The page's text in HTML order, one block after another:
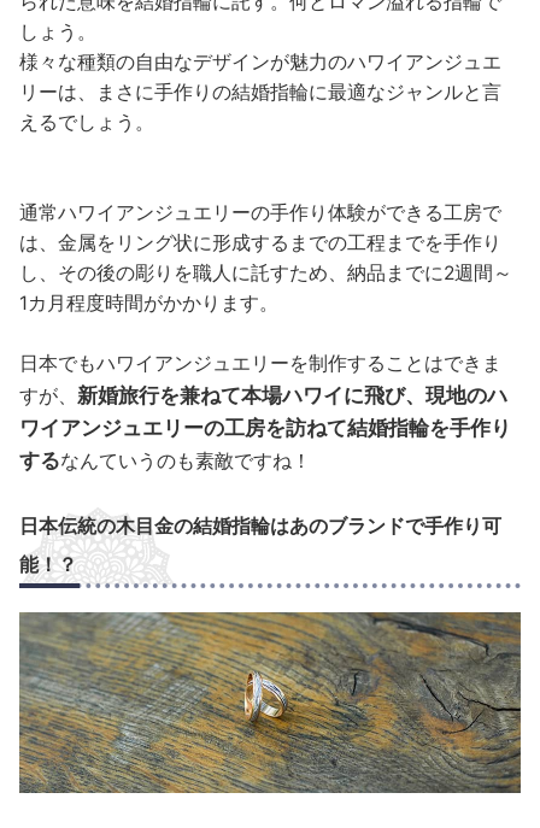
しょう。
様々な種類の自由なデザインが魅力のハワイアンジュエ
リーは、まさに手作りの結婚指輪に最適なジャンルと言
えるでしょう。
通常ハワイアンジュエリーの手作り体験ができる工房で
は、金属をリング状に形成するまでの工程までを手作り
し、その後の彫りを職人に託すため、納品までに2週間～
1カ月程度時間がかかります。
日本でもハワイアンジュエリーを制作することはできま
すが、 新婚旅行を兼ねて本場ハワイに飛び、現地のハ
ワイアンジュエリーの工房を訪ねて結婚指輪を手作り
するなんていうのも素敵ですね！
日本伝統の木目金の結婚指輪はあのブランドで手作り可
能！？